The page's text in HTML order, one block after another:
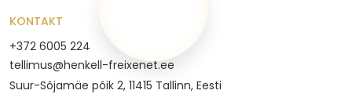
KONTAKT
+372 6005 224
tellimus@henkell-freixenet.ee
Suur-Sõjamäe põik 2, 11415 Tallinn, Eesti